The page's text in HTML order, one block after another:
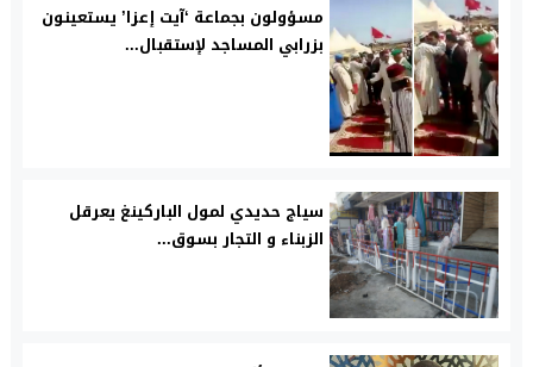
مسؤولون بجماعة ‘آيت إعزا’ يستعينون
بزرابي المساجد لإستقبال...
سياج حديدي لمول الباركينغ يعرقل
الزبناء و التجار بسوق...